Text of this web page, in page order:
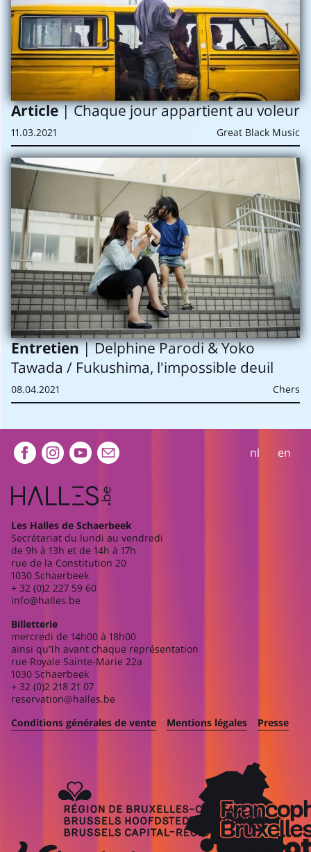
Article| Chaque jour appartient au voleur
11.03.2021 Great Black Music
Entretien| Delphine Parodi & Yoko
Tawada / Fukushima, l'impossible deuil
08.04.2021 Chers
Extra navigation nl en
Les Halles de Schaerbeek
Secrétariat du lundi au vendredi
de 9h à 13h et de 14h à 17h
rue de la Constitution 20
1030 Schaerbeek
+ 32 (0)2 227 59 60
info@halles.be
Billetterie
mercredi de 14h00 à 18h00
ainsi qu’1h avant chaque représentation
rue Royale Sainte-Marie 22a
1030 Schaerbeek
+ 32 (0)2 218 21 07
reservation@halles.be
Conditions générales de vente
Mentions légales Presse